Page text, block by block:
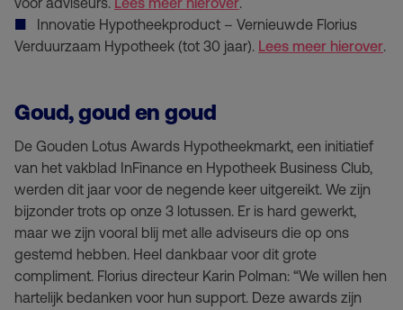
Innovatie Hypotheekproduct – Vernieuwde Florius
Verduurzaam Hypotheek (tot 30 jaar). Lees meer hierover.
Goud, goud en goud
De Gouden Lotus Awards Hypotheekmarkt, een initiatief
van het vakblad InFinance en Hypotheek Business Club,
werden dit jaar voor de negende keer uitgereikt. We zijn
bijzonder trots op onze 3 lotussen. Er is hard gewerkt,
maar we zijn vooral blij met alle adviseurs die op ons
gestemd hebben. Heel dankbaar voor dit grote
compliment. Florius directeur Karin Polman: “We willen hen
hartelijk bedanken voor hun support. Deze awards zijn